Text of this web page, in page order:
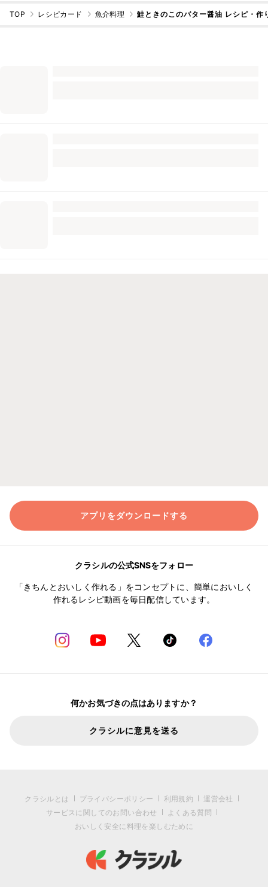
TOP レシピカード 魚介料理 鮭ときのこのバター醤油 レシピ・作
アプリをダウンロードする
クラシルの公式SNSをフォロー
「きちんとおいしく作れる」をコンセプトに、簡単においしく
作れるレシピ動画を毎日配信しています。
何かお気づきの点はありますか？
クラシルに意見を送る
クラシルとは プライバシーポリシー 利用規約
運営会社
サービスに関してのお問い合わせ
よくある質問
おいしく安全に料理を楽しむために